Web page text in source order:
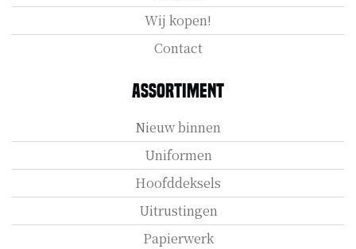
Wij kopen!
Contact
Assortiment
Nieuw binnen
Uniformen
Hoofddeksels
Uitrustingen
Papierwerk